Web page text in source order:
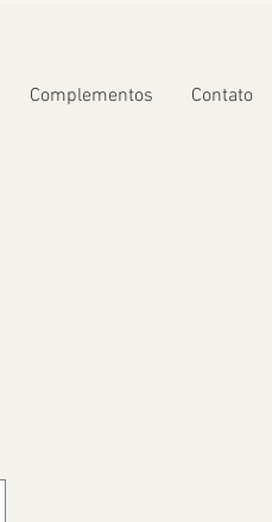
Complementos Contato